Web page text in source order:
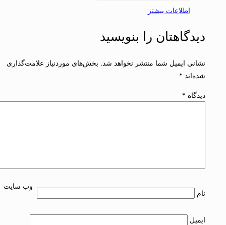
اطلاعات بیشتر
دیدگاهتان را بنویسید
نشانی ایمیل شما منتشر نخواهد شد. بخش‌های موردنیاز علامت‌گذاری
شده‌اند*
دیدگاه*
نام
ایمیل
وب‌ سایت